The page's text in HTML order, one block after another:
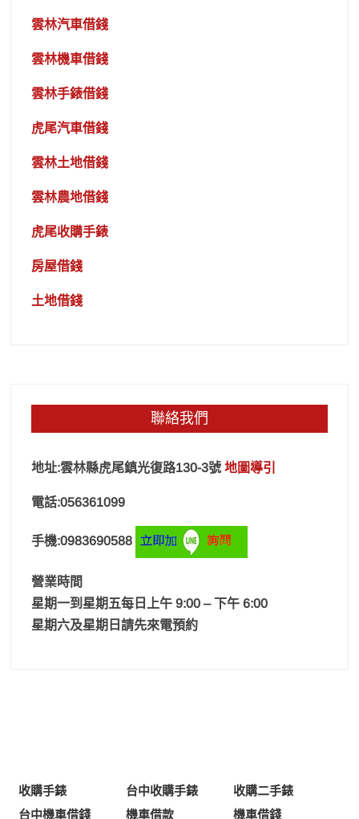
雲林汽車借錢
雲林機車借錢
雲林手錶借錢
虎尾汽車借錢
雲林土地借錢
雲林農地借錢
虎尾收購手錶
房屋借錢
土地借錢
聯絡我們
地址:雲林縣虎尾鎮光復路130-3號地圖導引
電話:056361099
手機:0983690588
營業時間
星期一到星期五每日上午 9:00 – 下午 6:00
星期六及星期日請先來電預約
收購手錶 台中收購手錶
收購二手錶
台中機車借錢
機車借款 機車借錢